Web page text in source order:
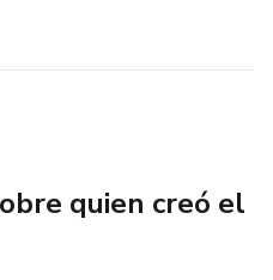
quien creó el